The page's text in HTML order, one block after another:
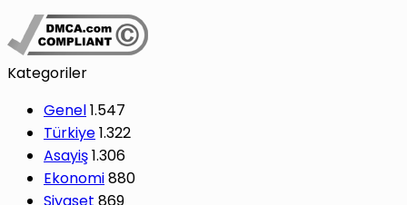
Kategoriler
Genel1.547
Türkiye1.322
Asayiş1.306
Ekonomi880
Siyaset 869